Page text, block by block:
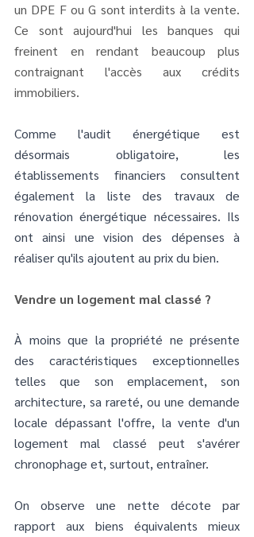
un DPE F ou G sont interdits à la vente.
Ce sont aujourd'hui les banques qui
freinent en rendant beaucoup plus
contraignant l'accès aux crédits
immobiliers.
Comme l'audit énergétique est
désormais obligatoire, les
établissements financiers consultent
également la liste des travaux de
rénovation énergétique nécessaires. Ils
ont ainsi une vision des dépenses à
réaliser qu'ils ajoutent au prix du bien.
Vendre un logement mal classé ?
À moins que la propriété ne présente
des caractéristiques exceptionnelles
telles que son emplacement, son
architecture, sa rareté, ou une demande
locale dépassant l'offre, la vente d'un
logement mal classé peut s'avérer
chronophage et, surtout, entraîner.
On observe une nette décote par
rapport aux biens équivalents mieux